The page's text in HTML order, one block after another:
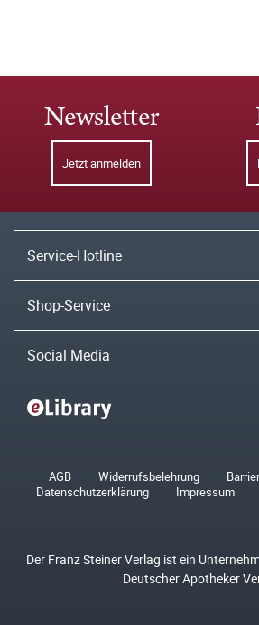
Newsletter
Jetzt anmelden
Service-Hotline
Shop-Service
Social Media
AGB Widerrufsbelehrung
Datenschutzerklärung
Impressum
Der Franz Steiner Verlag ist ein
Deutscher Apotheker